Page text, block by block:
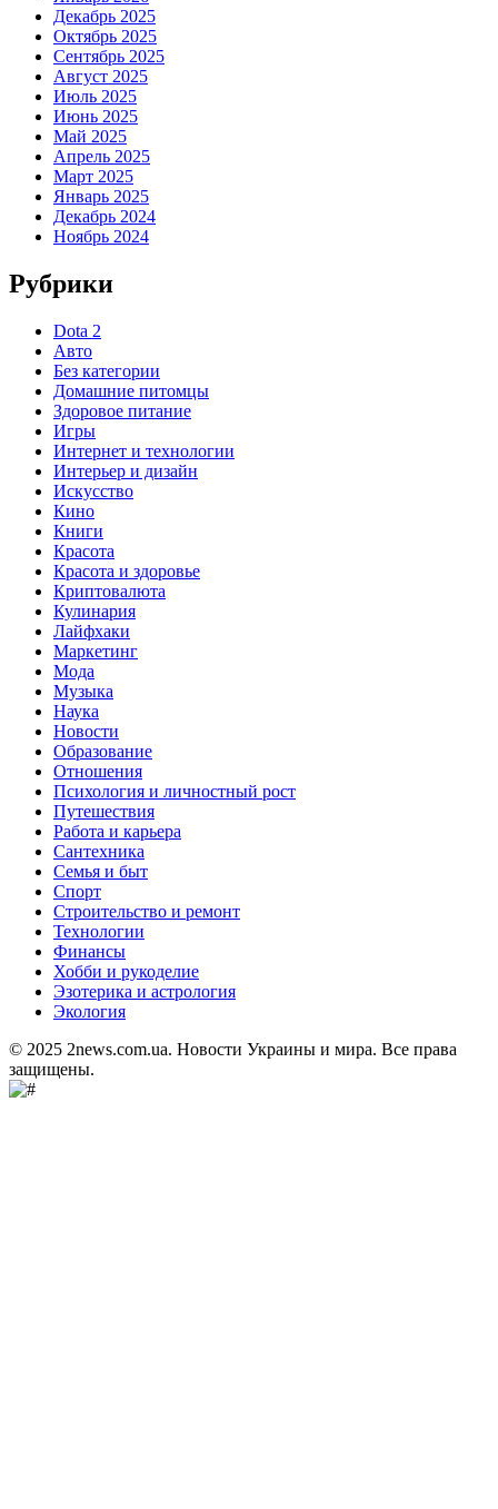
Декабрь 2025
Октябрь 2025
Сентябрь 2025
Август 2025
Июль 2025
Июнь 2025
Май 2025
Апрель 2025
Март 2025
Январь 2025
Декабрь 2024
Ноябрь 2024
Рубрики
Dota 2
Авто
Без категории
Домашние питомцы
Здоровое питание
Игры
Интернет и технологии
Интерьер и дизайн
Искусство
Кино
Книги
Красота
Красота и здоровье
Криптовалюта
Кулинария
Лайфхаки
Маркетинг
Мода
Музыка
Наука
Новости
Образование
Отношения
Психология и личностный рост
Путешествия
Работа и карьера
Сантехника
Семья и быт
Спорт
Строительство и ремонт
Технологии
Финансы
Хобби и рукоделие
Эзотерика и астрология
Экология
© 2025 2news.com.ua. Новости Украины и мира. Все права
защищены.